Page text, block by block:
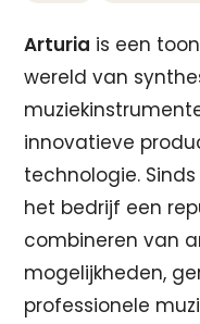
Arturia is een
wereld van
innovatieve
technologie.
het bedrijf een
combineren van
mogelijkheden,
professionele